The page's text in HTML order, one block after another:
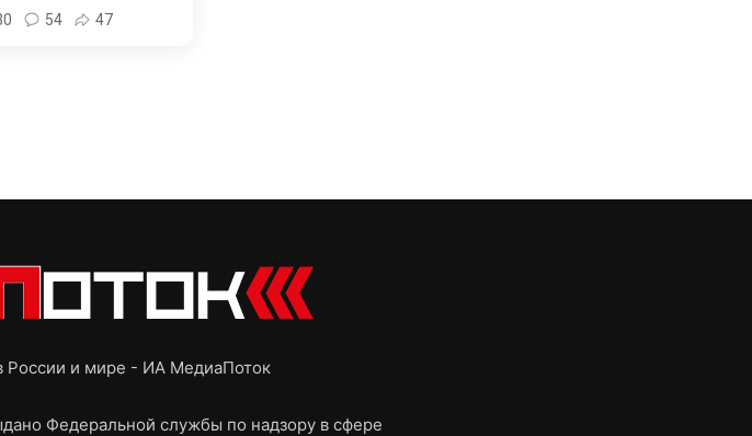
54 47
России и мире - ИА МедиаПоток
Федеральной службы по надзору в сфере